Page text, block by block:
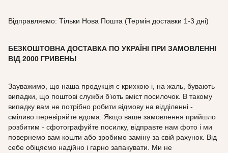
Відправляємо: Тільки Нова Пошта (Термін доставки 1-3 дні)
БЕЗКОШТОВНА ДОСТАВКА ПО УКРАЇНІ ПРИ ЗАМОВЛЕННІ
ВІД 2000 ГРИВЕНЬ!
Зауважимо, що наша продукція є крихкою і, на жаль, бувають
випадки, що поштові служби б’ють вміст посилочок. В такому
випадку вам не потрібно робити відмову на відділенні -
сміливо перевіряйте вдома. Якщо ваше замовлення прийшло
розбитим - сфотографуйте посилку, відправте нам фото і ми
повернемо вам кошти або зробимо заміну за свій рахунок. Від
себе обіцяємо надійно і гарно запакувати. Ми не